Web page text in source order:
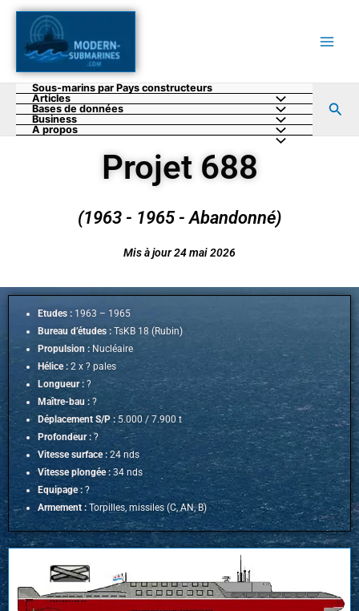
Aller
contenu
Sous-marins par Pays constructeurs
Articles
Bases de données
Business
A propos
Projet 688
(1963 - 1965 - Abandonné)
Mis à jour 24 mai 2026
Etudes : 1963 – 1965
Bureau d’études : TsKB 18 (Rubin)
Propulsion : Nucléaire
Hélice : 2 x ? pales
Longueur : ?
Maître-bau : ?
Déplacement S/P :5.000 / 7.900 t
Profondeur : ?
Vitesse surface : 24 nds
Vitesse plongée : 34 nds
Equipage : ?
Armement : Torpilles, missiles (C, AN, B)